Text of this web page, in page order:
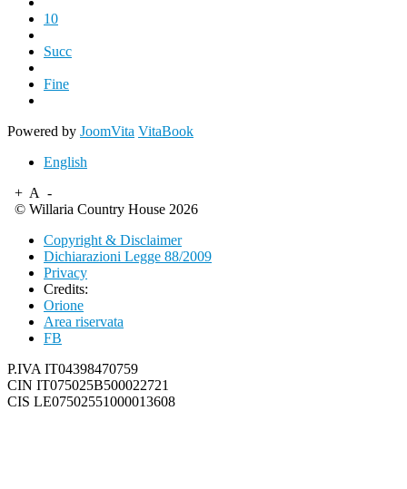
10
Succ
Fine
Powered by JoomVita VitaBook
English
+ A -
© Willaria Country House 2026
Copyright & Disclaimer
Dichiarazioni Legge 88/2009
Privacy
Credits:
Orione
Area riservata
FB
P.IVA IT04398470759
CIN IT075025B500022721
CIS LE07502551000013608